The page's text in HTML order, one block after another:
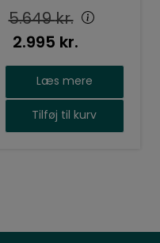
5.649kr.
2.995 kr.
Læs mere
Tilføj til kurv